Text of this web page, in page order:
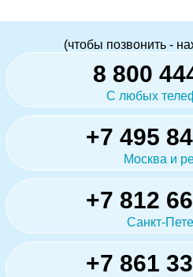
(чтобы позвонить -
8 800
С любых
+7 495
Москва и
+7 812
Санкт-
+7 861